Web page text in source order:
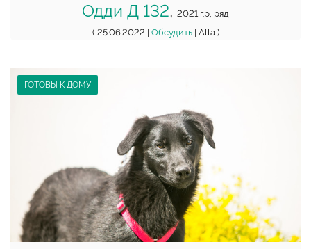
Одди Д 132, 2021 г.р, ряд
( 25.06.2022 | Обсудить| Alla )
ГОТОВЫ К ДОМУ